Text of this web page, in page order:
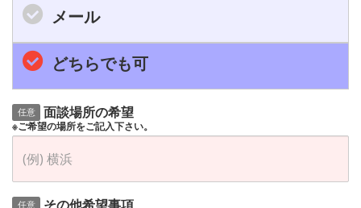
メール
どちらでも可
任意 面談場所の希望
※ご希望の場所をご記入下さい。
任意